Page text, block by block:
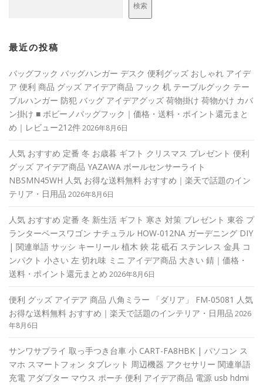
検索
最近の投稿
バッグフック バッグハンガー デスク 便利グッズ おしゃれ アイデ
ア 便利 商品 グッズ アイデア商品 フック 机 テーブルグック テー
ブルハンガー 防犯 バッグ アイデアグッズ 荷物掛け 荷物かけ カバ
ン掛け ■ ボビーノバッグフック｜価格・送料・ポイント還元まと
め｜レビュー212件2026年8月6日
人気 おすすめ 定番 冬 お歳暮 ギフト クリスマス プレゼント 便利
グッズ アイデア商品 YAZAWA ボールセンサーライト
NBSMN45WH 人気 お得な送料無料 おすすめ｜楽天で話題のイン
テリア・日用品 2026年8月6日
人気 おすすめ 定番 冬 新生活 ギフト 寒さ 対策 プレゼント 東谷 プ
ランターベースワゴン ナチュラル HOW-012NA ガーデニング DIY
| 関連単語 サッシ キーリール 植木 鋏 花 砥石 ステンレス 金具 コ
ンパクト 小さい 左 切れ味 ミニ アイデア商品 大きい 錆｜価格・
送料・ポイント還元まとめ 2026年8月6日
便利 グッズ アイデア 商品 八角ミラー 「ダリア」 FM-05081 人気
お得な送料無料 おすすめ｜楽天で話題のインテリア・日用品 2026
年8月6日
サンワサプライ 取っ手つき台車 小 CART-FA8HBK | パソコン ス
マホ スマートフォン タブレット 周辺機器 アクセサリー 関連単語
充電 アダプター マウス ポーチ 便利 アイデア商品 電源 usb hdmi